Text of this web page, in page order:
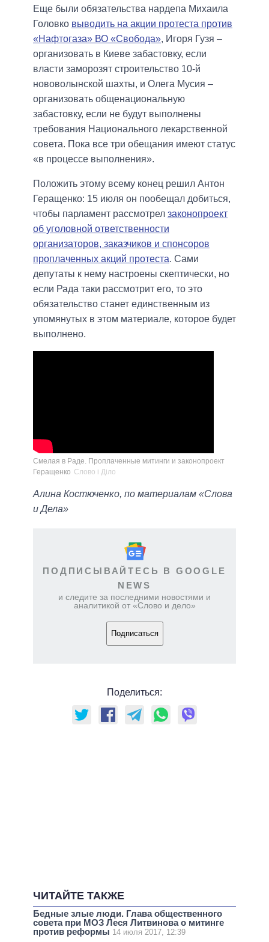
Еще были обязательства нардепа Михаила
Головко выводить на акции протеста против
«Нафтогаза» ВО «Свобода», Игоря Гузя –
организовать в Киеве забастовку, если
власти заморозят строительство 10-й
нововолынской шахты, и Олега Мусия –
организовать общенациональную
забастовку, если не будут выполнены
требования Национального лекарственной
совета. Пока все три обещания имеют статус
«в процессе выполнения».
Положить этому всему конец решил Антон
Геращенко: 15 июля он пообещал добиться,
чтобы парламент рассмотрел законопроект
об уголовной ответственности
организаторов, заказчиков и спонсоров
проплаченных акций протеста. Сами
депутаты к нему настроены скептически, но
если Рада таки рассмотрит его, то это
обязательство станет единственным из
упомянутых в этом материале, которое будет
выполнено.
Смелая в Раде. Проплаченные митинги и законопроект
Геращенко Слово і Діло
Алина Костюченко, по материалам «Слова
и Дела»
ПОДПИСЫВАЙТЕСЬ В GOOGLE
NEWS
и следите за последними новостями и
аналитикой от «Слово и дело»
Подписаться
Поделиться:
ЧИТАЙТЕ ТАКЖЕ
Бедные злые люди. Глава общественного
совета при МОЗ Леся Литвинова о митинге
против реформы 14 июля 2017, 12:39